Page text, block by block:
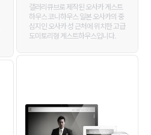
갤러리큐브로 제작된 오사카 게스트
하우스 코니하우스 일본 오사카의 중
심지인 오사카 성 근처에 위치한 고급
도미토리형 게스트하우스입니다.